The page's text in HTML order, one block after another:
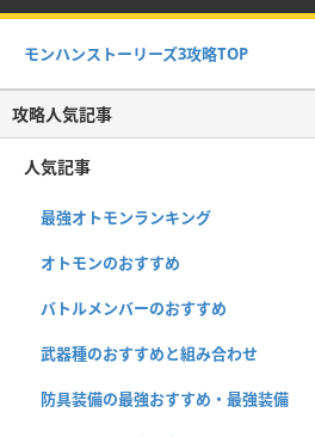
モンハンストーリーズ3攻略TOP
攻略人気記事
人気記事
最強オトモンランキング
オトモンのおすすめ
バトルメンバーのおすすめ
武器種のおすすめと組み合わせ
防具装備の最強おすすめ・最強装備